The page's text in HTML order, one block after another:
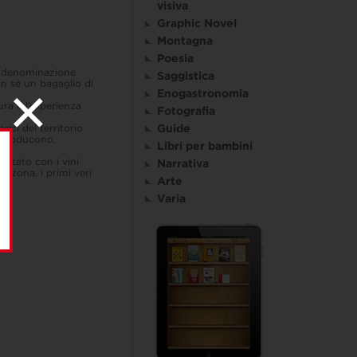
sé un bagaglio di
e l’esperienza
del territorio
con i vini
zona, i primi veri
visiva
Graphic Novel
Montagna
Poesia
Saggistica
Enogastronomia
Fotografia
Guide
Libri per bambini
Narrativa
Arte
Varia